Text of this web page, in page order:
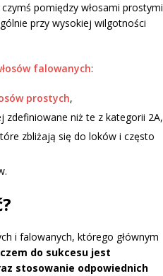
pomiędzy włosami prostymi
przy wysokiej wilgotności
falowanych:
prostych,
zdefiniowane niż te z kategorii 2A,
zbliżają się do loków i często
i falowanych, którego głównym
do sukcesu jest
stosowanie odpowiednich